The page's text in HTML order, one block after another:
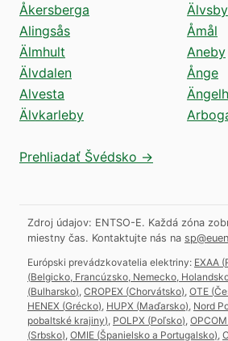
Åkersberga
Alingsås
Älmhult
Älvdalen
Alvesta
Älvkarleby
Åmål
Aneby
Ånge
Prehliadať Švédsko →
Zdroj údajov: ENTSO-E. Každá zóna
miestny čas. Kontaktujte nás na
Európski prevádzkovatelia elektriny: EXAA (
(Belgicko, Francúzsko, Nemecko,
(Bulharsko) CROPEX (Chorvátsko) OTE (
HENEX (Grécko) HUPX (Maďarsko) Nord
pobaltské krajiny) POLPX (Poľsko) OPCOM
(Srbsko) OMIE (Španielsko a Portugalsko)